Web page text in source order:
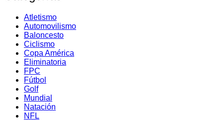
Atletismo
Automovilismo
Baloncesto
Ciclismo
Copa América
Eliminatoria
FPC
Fútbol
Golf
Mundial
Natación
NFL